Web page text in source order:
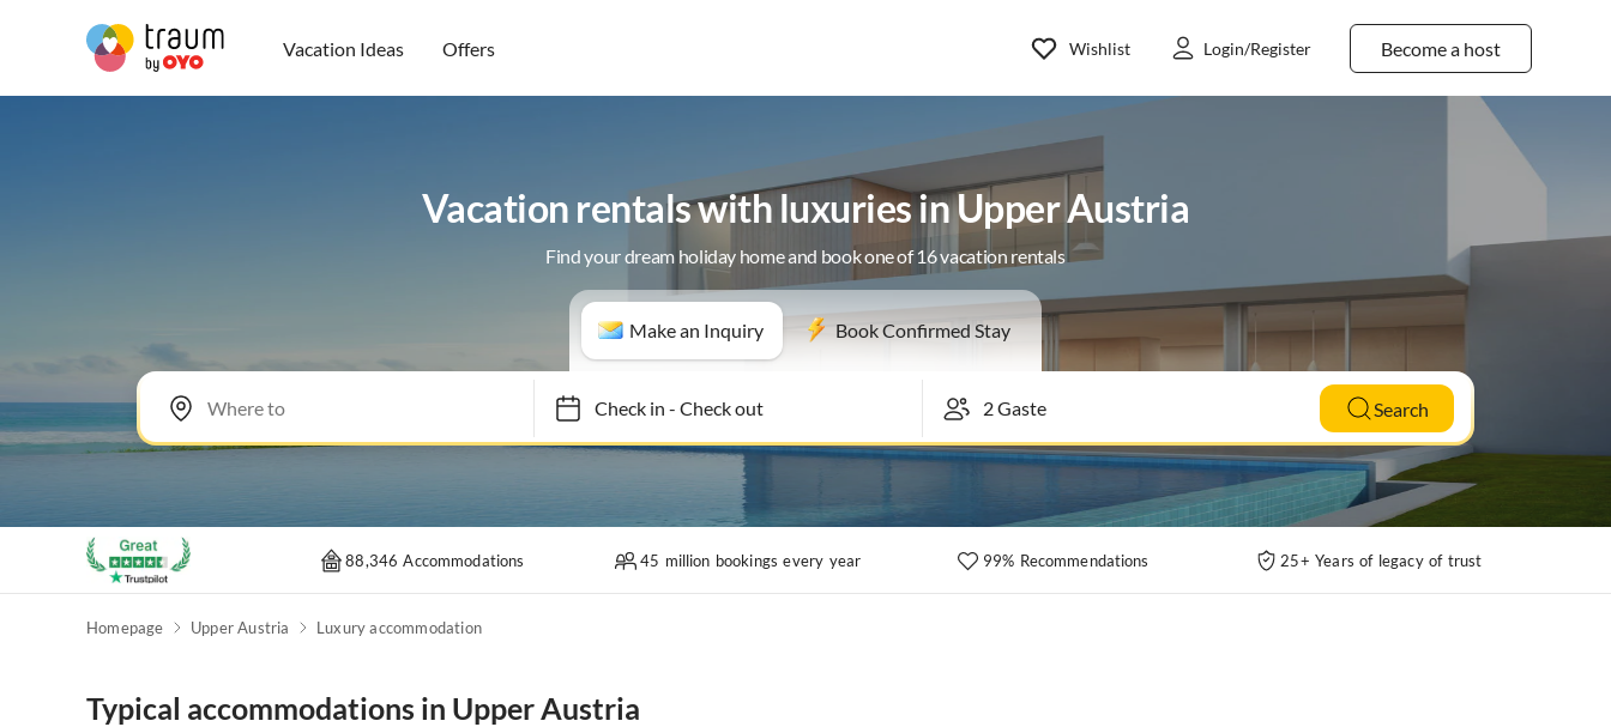
Vacation Ideas Offers Become a host
Wishlist Login/Register
Vacation rentals with luxuries in Upper Austria
Find your dream holiday home and book one of 16 vacation rentals
Make an Inquiry Book Confirmed Stay
Check in- Check out Search
88,346 Accommodations 45 million bookings every year 99% Recommendations 25+ Years of legacy of trust
Homepage Upper Austria Luxury accommodation
Typical accommodations in Upper Austria